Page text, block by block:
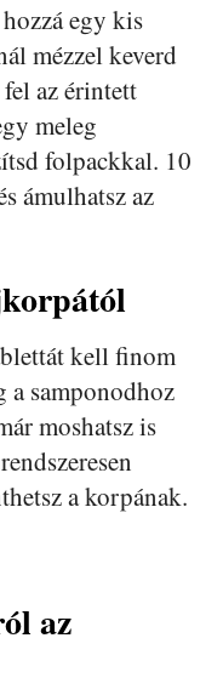
egy kis
mézzel keverd
az érintett
meleg
folpackkal. 10
ámulhatsz az
kell finom
samponodhoz
moshatsz is
a korpának.
az